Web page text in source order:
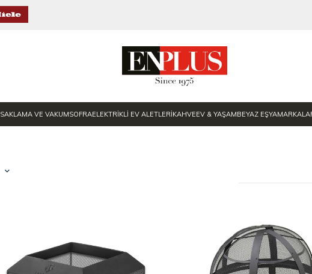
SAKLAMA VE VAKUMSOFRAELEKTRİKLİ EV ALETLERİKAHVEEV & YAŞAMBEYAZ EŞYA